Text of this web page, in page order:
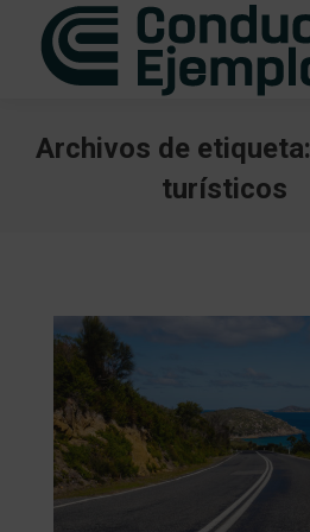
Archivos de etiqueta:
turísticos